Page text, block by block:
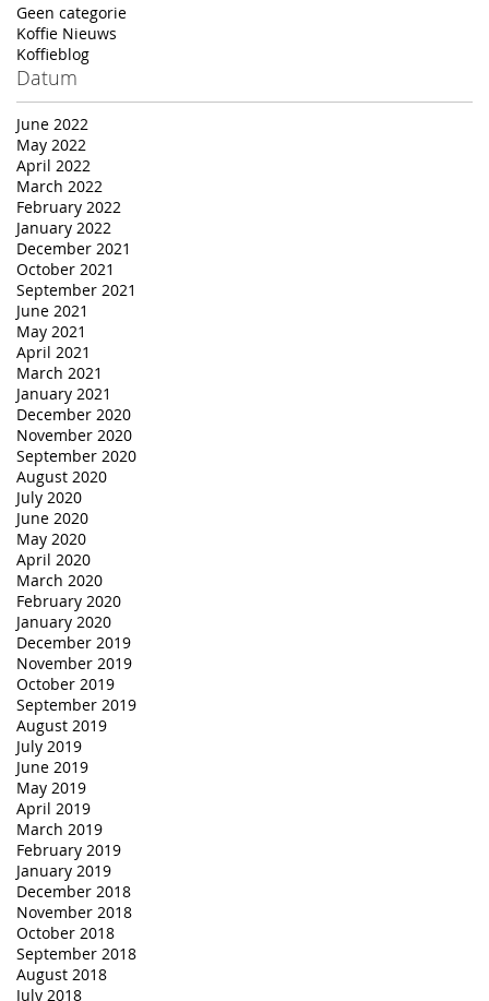
Geen categorie
Koffie Nieuws
Koffieblog
Datum
June 2022
May 2022
April 2022
March 2022
February 2022
January 2022
December 2021
October 2021
September 2021
June 2021
May 2021
April 2021
March 2021
January 2021
December 2020
November 2020
September 2020
August 2020
July 2020
June 2020
May 2020
April 2020
March 2020
February 2020
January 2020
December 2019
November 2019
October 2019
September 2019
August 2019
July 2019
June 2019
May 2019
April 2019
March 2019
February 2019
January 2019
December 2018
November 2018
October 2018
September 2018
August 2018
July 2018